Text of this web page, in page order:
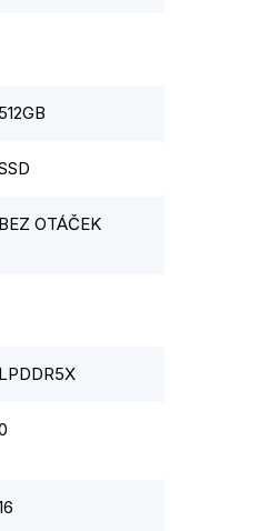
512GB
BEZ OTÁČEK
LPDDR5X